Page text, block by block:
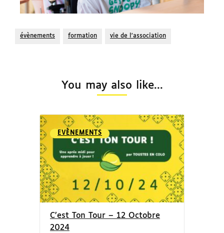
évènements formation vie de l'association
You may also like...
EVÈNEMENTS
C’est Ton Tour – 12 Octobre
2024